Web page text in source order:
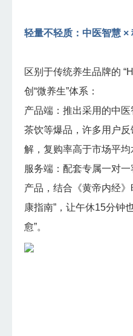
轻量不轻质：中医智慧 ×
区别于传统养生品牌的
创“微养生”体系：
产品端：推出采用的中
茶饮等爆品，许多用户
解，复购率高于市场平均
服务端：配套专属一对
产品，结合《黄帝内经
康指南”，让午休15分钟
愈”。